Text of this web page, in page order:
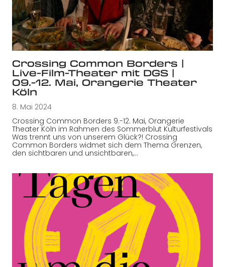
Crossing Common Borders |
Live-Film-Theater mit DGS |
09.-12. Mai, Orangerie Theater
Köln
8. Mai 2024
Crossing Common Borders 9.-12. Mai, Orangerie
Theater Köln im Rahmen des Sommerblut Kulturfestivals
Was trennt uns von unserem Glück?! Crossing
Common Borders widmet sich dem Thema Grenzen,
den sichtbaren und unsichtbaren,…